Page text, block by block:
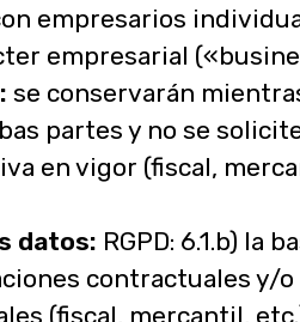
empresarios
empresarial
se conservarán
partes y no se
en vigor (fiscal,
datos: RGPD: 6.1.b) la
contractuales y/
(fiscal, mercantil,